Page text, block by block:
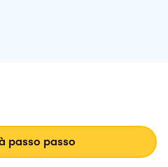
passo passo